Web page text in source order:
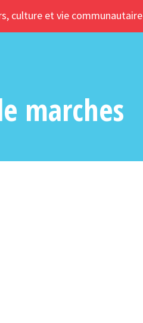
culture et vie communautaire
marches